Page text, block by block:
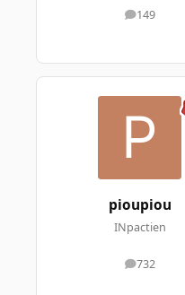
149
messages
pioupiou
INpactien
732
messages